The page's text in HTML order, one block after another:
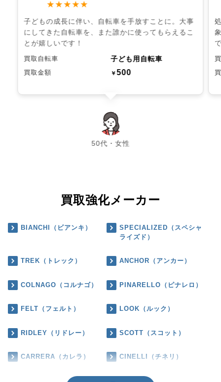
★★★★★
子どもの成長に伴い、自転車を手放すことに。大事
にしてきた自転車を、また誰かに使ってもらえるこ
とが嬉しいです！
買取自転車 子ども用自転車
買取金額 ￥500
50代・女性
chevron_left chevron_right
買取強化メーカー
BIANCHI（ビアンキ）
SPECIALIZED（スペシャ
ライズド）
TREK（トレック） ANCHOR（アンカー）
COLNAGO（コルナゴ） PINARELLO（ピナレロ）
FELT（フェルト） LOOK（ルック）
RIDLEY（リドレー） SCOTT（スコット）
CARRERA（カレラ） CINELLI（チネリ）